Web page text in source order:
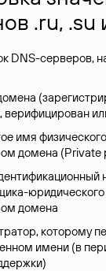
.ru, .su
DNS-серверов,
верифицирован
имя
домена (Privatе
домена
которому
имени (в